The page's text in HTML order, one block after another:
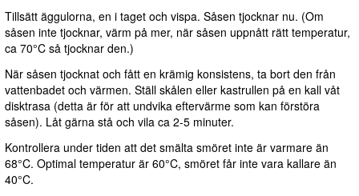
Tillsätt äggulorna, en i taget och vispa. Såsen tjocknar nu. (Om
såsen inte tjocknar, värm på mer, när såsen uppnått rätt temperatur,
ca 70°C så tjocknar den.)
När såsen tjocknat och fått en krämig konsistens, ta bort den från
vattenbadet och värmen. Ställ skålen eller kastrullen på en kall våt
disktrasa (detta är för att undvika eftervärme som kan förstöra
såsen). Låt gärna stå och vila ca 2-5 minuter.
Kontrollera under tiden att det smälta smöret inte är varmare än
68°C. Optimal temperatur är 60°C, smöret får inte vara kallare än
40°C.